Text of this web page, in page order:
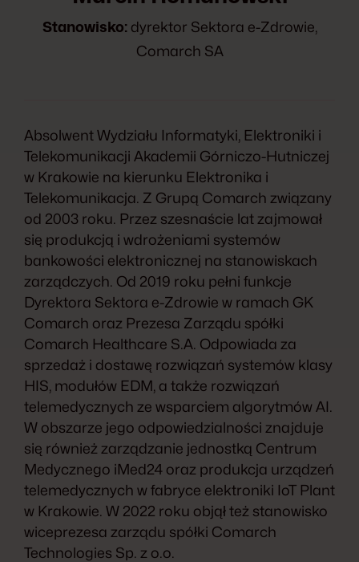
Stanowisko:dyrektor Sektora e-Zdrowie,
Comarch SA
Absolwent Wydziału Informatyki, Elektroniki i
Telekomunikacji Akademii Górniczo-Hutniczej
w Krakowie na kierunku Elektronika i
Telekomunikacja. Z Grupą Comarch związany
od 2003 roku. Przez szesnaście lat zajmował
się produkcją i wdrożeniami systemów
bankowości elektronicznej na stanowiskach
zarządczych. Od 2019 roku pełni funkcje
Dyrektora Sektora e-Zdrowie w ramach GK
Comarch oraz Prezesa Zarządu spółki
Comarch Healthcare S.A. Odpowiada za
sprzedaż i dostawę rozwiązań systemów klasy
HIS, modułów EDM, a także rozwiązań
telemedycznych ze wsparciem algorytmów AI.
W obszarze jego odpowiedzialności znajduje
się również zarządzanie jednostką Centrum
Medycznego iMed24 oraz produkcja urządzeń
telemedycznych w fabryce elektroniki IoT Plant
w Krakowie. W 2022 roku objął też stanowisko
wiceprezesa zarządu spółki Comarch
Technologies Sp. z o.o.